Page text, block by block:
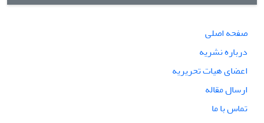
صفحه اصلی
درباره نشریه
اعضای هیات تحریریه
ارسال مقاله
تماس با ما